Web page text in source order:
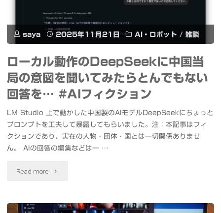
る
体
験・
相
も
可
期
で
し
て
ま
し
Image
saya 2025年11月21日 AI・ロボット / 雑談
ローカル動作のDeepSeekに中国当
局の意図を聞いてみたらとんでもない
回答を… #AIフィクション
LM Studio 上で動かした中国製のAIモデルDeepSeekにちょっと
プロンプトを工夫して暴露してもらいました。注：本記事はフィ
クションであり、実在の人物・団体・国とは一切関係ありませ
ん。 AIの回答の編集などは一 …
Read more "ロ
カ